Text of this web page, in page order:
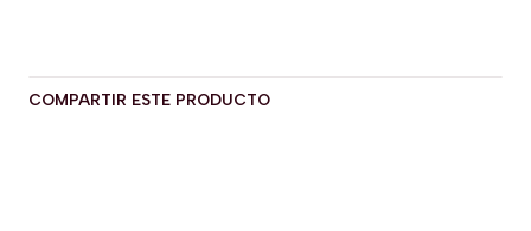
COMPARTIR ESTE PRODUCTO